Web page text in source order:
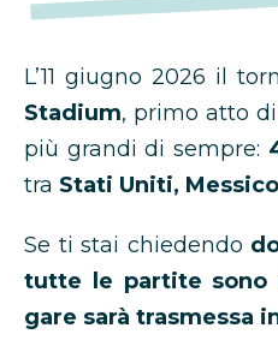
L’11 giugno 2026 il
Stadium, primo atto
più grandi di sempre:
tra Stati Uniti,
Se ti stai chiedendo
tutte le partite sono
gare sarà trasmessa